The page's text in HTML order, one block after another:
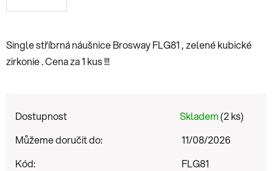
Single stříbrná náušnice Brosway FLG81 , zelené kubické
zirkonie . Cena za 1 kus !!!
Dostupnost Skladem(2 ks)
Můžeme doručit do:
11/08/2026
Kód:
FLG81